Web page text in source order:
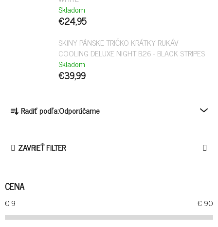
Skladom
€24,95
SKINY PÁNSKE TRIČKO KRÁTKY RUKÁV
COOLING DELUXE NIGHT B26 - BLACK STRIPES
Skladom
€39,99
E
P
R
O
Radiť podľa:Odporúčame
ZAVRIEŤ FILTER
CENA
€9 €90